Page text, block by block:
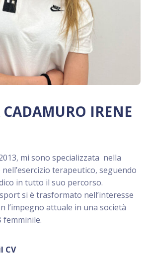
CADAMURO IRENE
mi sono specializzata nella
terapeutico, seguendo
in tutto il suo percorso.
si è trasformato nell’interesse
l’impegno attuale in una società
femminile.
CV